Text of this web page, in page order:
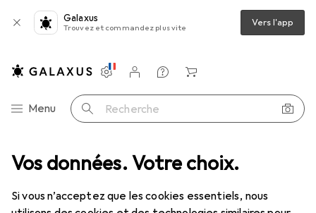
Vos données. Votre choix.
Si vous n’acceptez que les cookies essentiels, nous
Galaxus
Trouvez et commandez plus vite Vers l'app
Navigation par catégorie
Menu Recherche
Paramètres
Compte client
Listes de comparaison
Listes d'envies
Panier
Beauté + santé Hygiène dentaire
Fil dentaire